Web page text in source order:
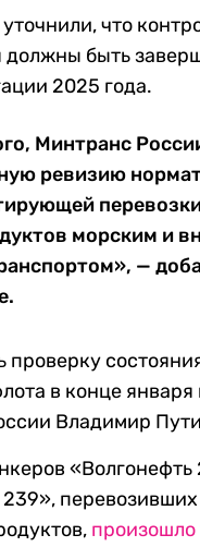
что
должны быть
2025 года.
Минтранс
ревизию
морским и
—
проверку
в конце января
Владимир
«Волгонефть
произошло